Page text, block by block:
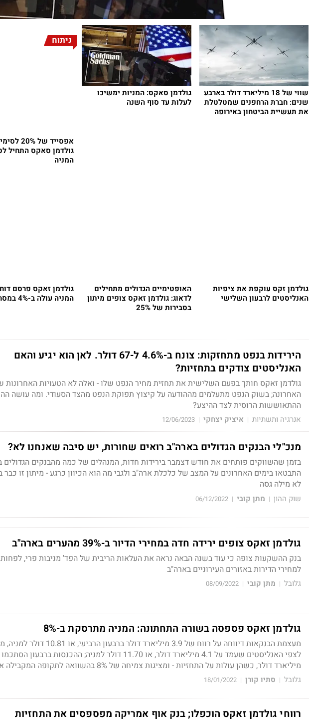
שווי של 18 מיליארד דולר בארבע
שנים: חברת הרחפנים שמטלטלת
את תעשיית הביטחון באירופה
גולדמן סאקס: המניות ימשיכו
לעלות עד סוף השנה
ניתוח
אפסייד של
גולדמן סאקס התחיל
המניה
גולדמן זקס עוקפת את ציפיות
האנליסטים לרבעון השלישי
האופטימיים הגדולים מתחילים
לדאוג: גולדמן זאקס צופים מיתון
בסבירות של 25%
גולדמן זאקס פרסם
המניה עולה ב-4% במסחר המוקדם
הירידות בנפט מתחזקות: צונח ב-4.6% ל-67 דולר. לאן הוא יגיע והאם
האנליסטים צודקים בתחזיות?
גולדמן זאקס חותך בפעם השלישית את תחזית מחיר הנפט שלו - ואלה לא הטעויות האחרונות
האחרונה; בשוק הנפט מתעלמים מההודעה על קיצוץ תפוקת הנפט מהצד הסעודי. ומה עושה
ההתאוששות הרוסית לצד ההיצע?
אנרגיה ותשתיות | איציק יצחקי |
12/06/2023
מנכ"לי הבנקים הגדולים בארה"ב רואים שחורות, יש סיבה שאנחנו לא?
בזמן שהשווקים פותחים את חודש דצמבר בירידות חדות, המנהלים של כמה מהבנקים הגדולים
התבטאו בימים האחרונים על המצב של כלכלת ארה"ב ולגבי מה הוא הכיוון כרגע - מיתון זו
לא מילה גסה
שוק ההון | מתן קובי |
06/12/2022
גולדמן זאקס צופים ירידה חדה במחירי הדיור ב-39% מהערים בארה"ב
בנק ההשקעות צופה כי עוד בשנה הבאה נראה את העלאות הריבית של הפד' מניבות פרי, לפחות
למחירי הדירות באזורים העירוניים בארה"ב
גלובל | מתן קובי |
08/09/2022
גולדמן זאקס פספסה בשורה התחתונה: המניה מתרסקת ב-8%
מעצמת הבנקאות דיווחה על רווח של 3.9 מיליארד דולר ברבעון
מיליארד דולר, כשהן עולות על התחזיות - ומציגות צמיחה של 8% בהשוואה לתקופה המקבילה אשתקד
גלובל | סתיו קורן |
18/01/2022
רווחי גולדמן זאקס הוכפלו; בנק אוף אמריקה מפספסים את התחזיות